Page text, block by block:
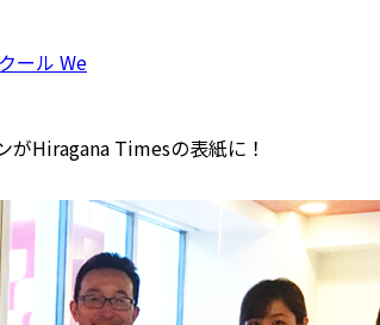
ール We
がHiragana Timesの表紙に！